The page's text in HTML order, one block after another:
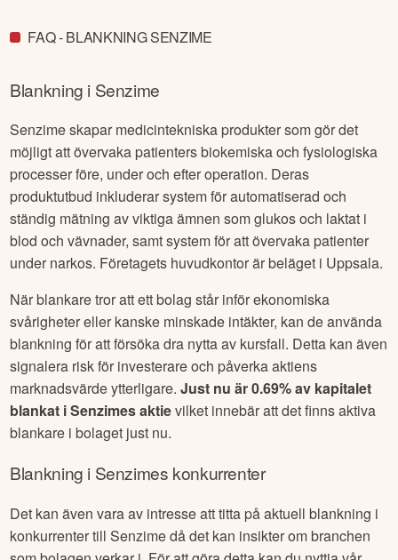
FAQ - BLANKNING SENZIME
Blankning i Senzime
Senzime skapar medicintekniska produkter som gör det
möjligt att övervaka patienters biokemiska och fysiologiska
processer före, under och efter operation. Deras
produktutbud inkluderar system för automatiserad och
ständig mätning av viktiga ämnen som glukos och laktat i
blod och vävnader, samt system för att övervaka patienter
under narkos. Företagets huvudkontor är beläget i Uppsala.
När blankare tror att ett bolag står inför ekonomiska
svårigheter eller kanske minskade intäkter, kan de använda
blankning för att försöka dra nytta av kursfall. Detta kan även
signalera risk för investerare och påverka aktiens
marknadsvärde ytterligare.Just nu är0.69% av kapitalet
blankat iSenzimes aktievilket innebär att det finns aktiva
blankare i bolaget just nu.
Blankning i Senzimes konkurrenter
Det kan även vara av intresse att titta på aktuell blankning i
konkurrenter tillSenzimedå det kan insikter om branchen